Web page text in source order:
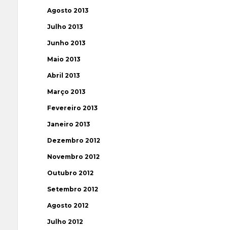
Agosto 2013
Julho 2013
Junho 2013
Maio 2013
Abril 2013
Março 2013
Fevereiro 2013
Janeiro 2013
Dezembro 2012
Novembro 2012
Outubro 2012
Setembro 2012
Agosto 2012
Julho 2012